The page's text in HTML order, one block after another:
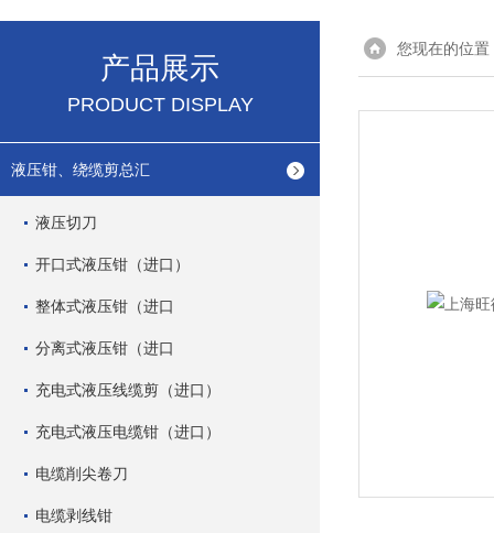
产品展示
PRODUCT DISPLAY
液压钳、绕缆剪总汇
液压切刀
开口式液压钳（进口）
整体式液压钳（进口
分离式液压钳（进口
充电式液压线缆剪（进口）
充电式液压电缆钳（进口）
电缆削尖卷刀
电缆剥线钳
您现在的位置